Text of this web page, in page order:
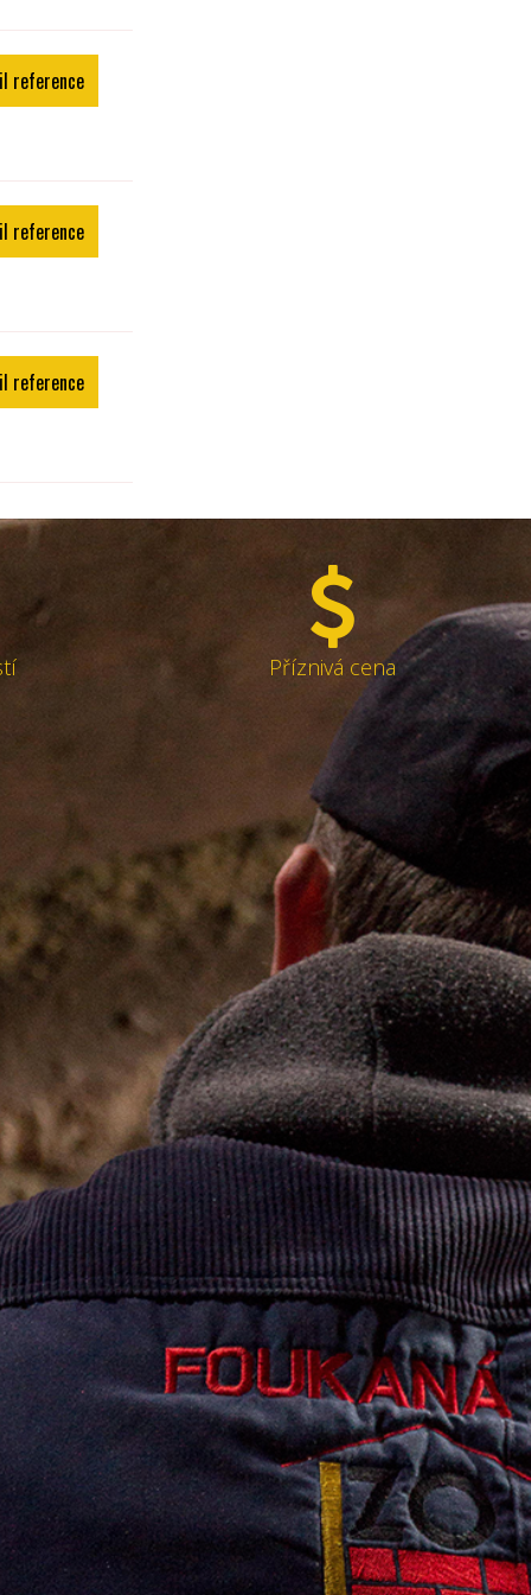
reference
reference
reference
Příznivá cena